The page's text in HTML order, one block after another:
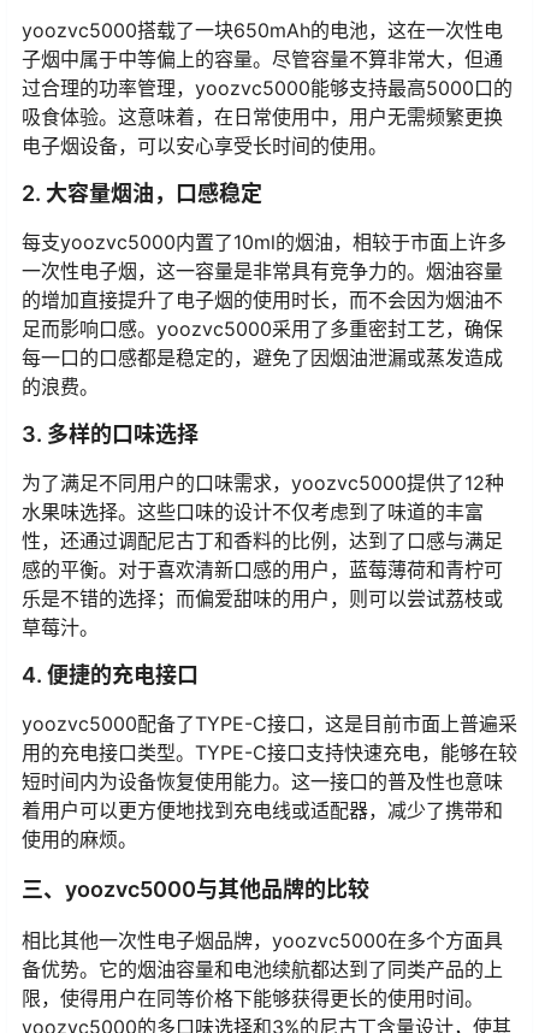
yoozvc5000搭载了一块650mAh的电池，这在一次性电
子烟中属于中等偏上的容量。尽管容量不算非常大，但通
过合理的功率管理，yoozvc5000能够支持最高5000口的
吸食体验。这意味着，在日常使用中，用户无需频繁更换
电子烟设备，可以安心享受长时间的使用。
2. 大容量烟油，口感稳定
每支yoozvc5000内置了10ml的烟油，相较于市面上许多
一次性电子烟，这一容量是非常具有竞争力的。烟油容量
的增加直接提升了电子烟的使用时长，而不会因为烟油不
足而影响口感。yoozvc5000采用了多重密封工艺，确保
每一口的口感都是稳定的，避免了因烟油泄漏或蒸发造成
的浪费。
3. 多样的口味选择
为了满足不同用户的口味需求，yoozvc5000提供了12种
水果味选择。这些口味的设计不仅考虑到了味道的丰富
性，还通过调配尼古丁和香料的比例，达到了口感与满足
感的平衡。对于喜欢清新口感的用户，蓝莓薄荷和青柠可
乐是不错的选择；而偏爱甜味的用户，则可以尝试荔枝或
草莓汁。
4. 便捷的充电接口
yoozvc5000配备了TYPE-C接口，这是目前市面上普遍采
用的充电接口类型。TYPE-C接口支持快速充电，能够在较
短时间内为设备恢复使用能力。这一接口的普及性也意味
着用户可以更方便地找到充电线或适配器，减少了携带和
使用的麻烦。
三、yoozvc5000与其他品牌的比较
相比其他一次性电子烟品牌，yoozvc5000在多个方面具
备优势。它的烟油容量和电池续航都达到了同类产品的上
限，使得用户在同等价格下能够获得更长的使用时间。
yoozvc5000的多口味选择和3%的尼古丁含量设计，使其